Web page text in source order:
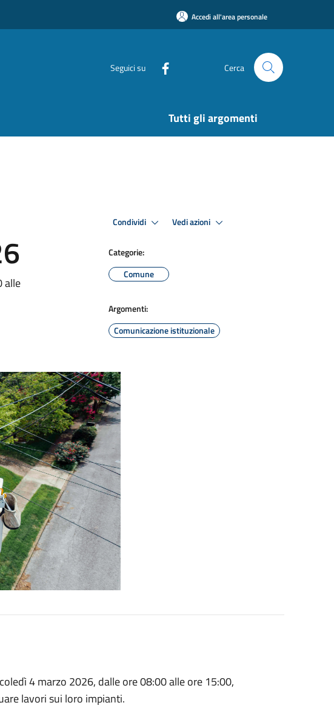
Accedi all'area personale
Seguici su Cerca
Tutti gli argomenti
alle
Condividi Vedi azioni
Categorie:
Comune
Argomenti:
Comunicazione istituzionale
4 marzo 2026, dalle ore 08:00 alle ore 15:00,
lavori sui loro impianti.